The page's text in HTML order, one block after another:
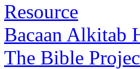
Resource
Bacaan Alkitab
The Bible